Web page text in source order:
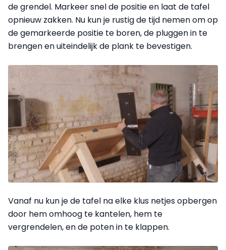
de grendel. Markeer snel de positie en laat de tafel
opnieuw zakken. Nu kun je rustig de tijd nemen om op
de gemarkeerde positie te boren, de pluggen in te
brengen en uiteindelijk de plank te bevestigen.
Vanaf nu kun je de tafel na elke klus netjes opbergen
door hem omhoog te kantelen, hem te
vergrendelen, en de poten in te klappen.